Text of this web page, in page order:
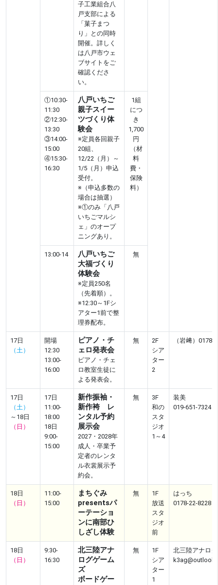
子工業組合八
戸支部による
「菓子まつ
り」との同時
開催。詳しく
は八戸市ウェ
ブサイトをご
確認くださ
い。
①10:30-
11:30
②12:30-
13:30
③14:00-
15:00
④15:30-
16:30
八戸いちご
親子スイー
ツづくり体
験会
※定員各回親子
20組、
12/22（月）～
1/5（月）申込
受付。
※（申込多数の
場合は抽選）
※①のみ「八戸
いちごマルシ
ェ」のオープ
ニングあり。
1組
につ
き
1,700
円
（材
料
費・
保険
料）
13:00-14
八戸いちご
大福づくり
体験会
※定員250名
（先着順）。
※12:30～1Fシ
アター1前で整
理券配布。
無
17日
（土）
開場
12:30
13:00-
16:00
ピアノ・チ
ェロ発表会
ピアノ・チェ
ロ教室生徒に
よる発表会。
無
2F
シア
ター
2
（岩﨑）0178-
17日
（土）
～18日
（日）
17日
11:00-
18:00
18日
9:00-
15:00
新作振袖・
新作袴 レ
ンタル予約
展示会
2027・2028年
成人・卒業予
定者のレンタ
ル衣裳展示予
約会。
無
3F
和の
スタ
ジオ
1～4
装美
019-651-7324
18日
（日）
11:00-
15:00
まちぐみ
presentsパ
ーテーショ
ンに南部ひ
しざし体験
無
1F
放送
スタ
ジオ
前
はっち
0178-22-8228
18日
（日）
9:30-
16:30
北三陸アナ
ログゲーム
ズ
ボードゲー
無
1F
シア
ター
1
北三陸アナロ